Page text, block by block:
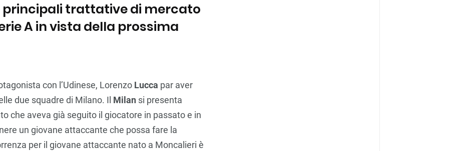
principali trattative di mercato
A in vista della prossima
con l’Udinese, Lorenzo Lucca par aver
due squadre di Milano. Il Milan si presenta
che aveva già seguito il giocatore in passato e in
un giovane attaccante che possa fare la
per il giovane attaccante nato a Moncalieri è